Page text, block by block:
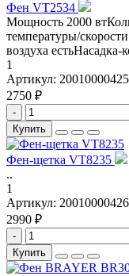
Фен VT2534
Мощность 2000
температуры/
воздуха естьНасадка-
1
Артикул:
2750 ₽
-
Купить
Фен-щетка VT8235
..
1
Артикул:
2990 ₽
-
Купить